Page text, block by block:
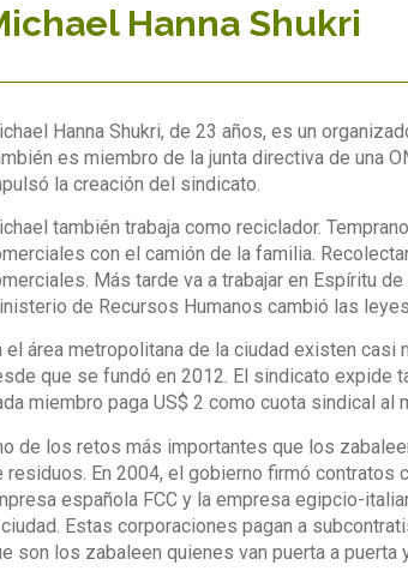
Hanna Shukri
Hanna Shukri, de 23 años, es un
es miembro de la junta directiva de una
la creación del sindicato.
también trabaja como reciclador.
con el camión de la familia.
Más tarde va a trabajar en Espíritu
de Recursos Humanos cambió las
el área metropolitana de la ciudad existen
que se fundó en 2012. El sindicato expide
miembro paga US$ 2 como cuota sindical al
de los retos más importantes que los
residuos. En 2004, el gobierno firmó
española FCC y la empresa egipcio-
Estas corporaciones pagan a
son los zabaleen quienes van puerta a